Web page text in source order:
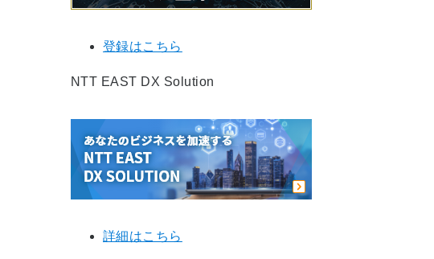
登録はこちら
NTT EAST DX Solution
詳細はこちら